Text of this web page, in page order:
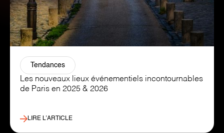
Tendances
Les nouveaux lieux événementiels incontournables
de Paris en 2025 & 2026
LIRE L’ARTICLE